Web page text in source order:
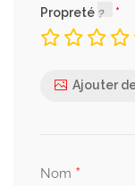
Propreté
Ajouter
Nom *